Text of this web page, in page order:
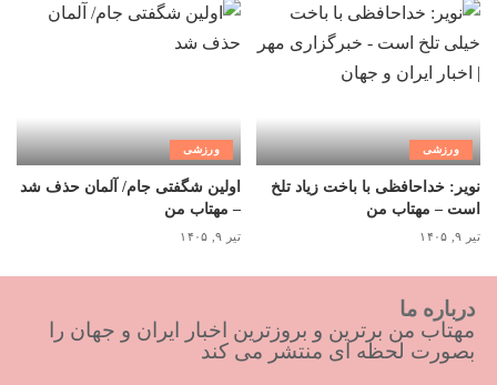
ورزشی
نویر: خداحافظی با باخت زیاد تلخ
است – مهتاب من
تیر ۹, ۱۴۰۵
ورزشی
اولین شگفتی جام/ آلمان حذف شد
– مهتاب من
تیر ۹, ۱۴۰۵
درباره ما
مهتاب من برترین و بروزترین اخبار ایران و جهان را
بصورت لحظه ای منتشر می کند